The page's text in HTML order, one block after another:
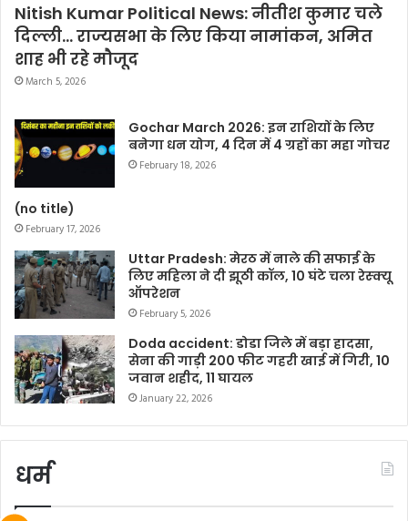
Nitish Kumar Political News: नीतीश कुमार चले
दिल्ली… राज्यसभा के लिए किया नामांकन, अमित
शाह भी रहे मौजूद
March 5, 2026
Gochar March 2026: इन राशियों के लिए
बनेगा धन योग, 4 दिन में 4 ग्रहों का महा गोचर
February 18, 2026
(no title)
February 17, 2026
Uttar Pradesh: मेरठ में नाले की सफाई के
लिए महिला ने दी झूठी कॉल, 10 घंटे चला रेस्क्यू
ऑपरेशन
February 5, 2026
Doda accident: डोडा जिले में बड़ा हादसा,
सेना की गाड़ी 200 फीट गहरी खाई में गिरी, 10
जवान शहीद, 11 घायल
January 22, 2026
धर्म